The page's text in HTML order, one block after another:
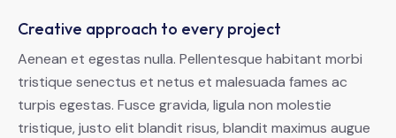
Creative approach to every project
Aenean et egestas nulla. Pellentesque habitant morbi
tristique senectus et netus et malesuada fames ac
turpis egestas. Fusce gravida, ligula non molestie
tristique, justo elit blandit risus, blandit maximus augue